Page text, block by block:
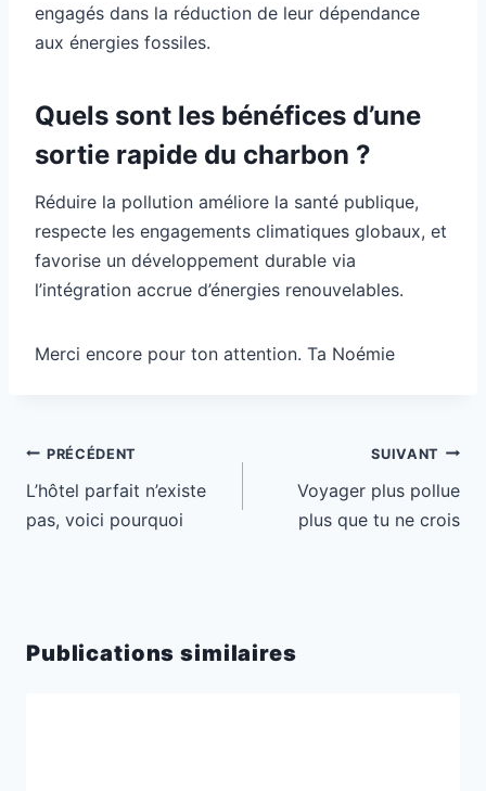
engagés dans la réduction de leur dépendance
aux énergies fossiles.
Quels sont les bénéfices d’une
sortie rapide du charbon ?
Réduire la pollution améliore la santé publique,
respecte les engagements climatiques globaux, et
favorise un développement durable via
l’intégration accrue d’énergies renouvelables.
Merci encore pour ton attention. Ta Noémie
Navigation
de
l’article
PRÉCÉDENT
L’hôtel parfait n’existe
pas, voici pourquoi
SUIVANT
Voyager plus pollue
plus que tu ne crois
Publications similaires